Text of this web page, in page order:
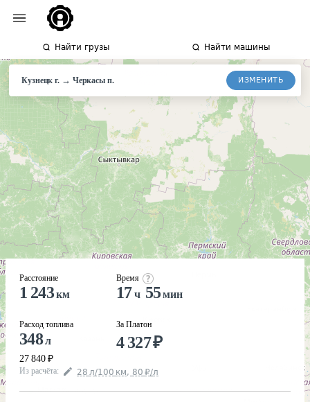
Найти грузы Найти машины
Кузнецк г. → Черкасы п. ИЗМЕНИТЬ
Расстояние
1 243км
Расход топлива
348л
27 840 ₽
Время
17ч 55 мин
За Платон
4 327₽
Из расчёта: 28 л/100 км, 80 ₽/л